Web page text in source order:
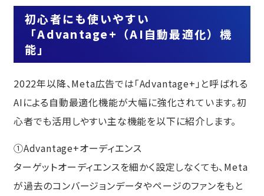
初心者にも使いやすい
「Advantage+（AI自動最適化）機
能」
2022年以降、Meta広告では「Advantage+」と呼ばれる
AIによる自動最適化機能が大幅に強化されています。初
心者でも活用しやすい主な機能を以下に紹介します。
①Advantage+オーディエンス
ターゲットオーディエンスを細かく設定しなくても、Meta
が過去のコンバージョンデータやページのファンをもと